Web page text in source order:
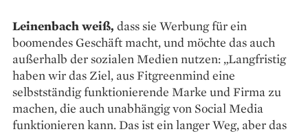
Leinenbach weiß, dass sie Werbung für ein
boomendes Geschäft macht, und möchte das auch
außerhalb der sozialen Medien nutzen: „Lang­fristig
haben wir das Ziel, aus Fitgreenmind eine
selbstständig funktionierende Marke und Firma zu
machen, die auch unabhängig von Social Media
funktionieren kann. Das ist ein langer Weg, aber das